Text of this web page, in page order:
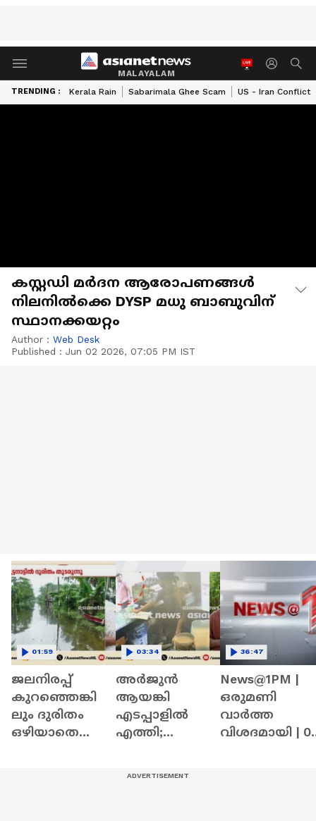
MALAYALAM
TRENDING : Kerala Rain Sabarimala Ghee Scam US - Iran Conflict
കസ്റ്റഡി മർദന ആരോപണങ്ങൾ
നിലനിൽക്കെ DYSP മധു ബാബുവിന്
സ്ഥാനക്കയറ്റം
Author : Web Desk
Published : Jun 02 2026, 07:05 PM IST
ജലനിരപ്പ്
കുറഞ്ഞെങ്കി
ലും ദുരിതം
ഒഴിയാതെ
01:59
അർജുൻ
ആയങ്കി
എടപ്പാളിൽ
എത്തി;
03:34
News@1PM |
ഒരുമണി
വാർത്ത
വിശദമായി |
36:47